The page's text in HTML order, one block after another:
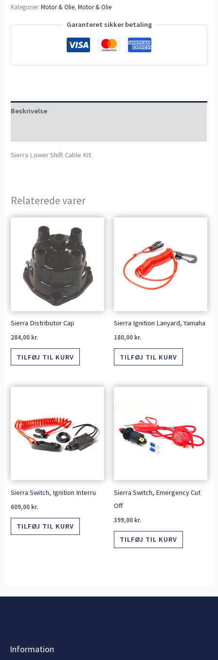
Kategorier:Motor & Olie,Motor & Olie
Garanteret sikker betaling
Beskrivelse
Sierra Lower Shift Cable Kit
Relaterede varer
Sierra Distributor Cap
284,00 kr.
TILFØJ TIL KURV
Sierra Ignition Lanyard, Yamaha
180,00 kr.
TILFØJ TIL KURV
Sierra Switch, Ignition Interru
609,00 kr.
TILFØJ TIL KURV
Sierra Switch, Emergency Cut
Off
399,00 kr.
TILFØJ TIL KURV
Information